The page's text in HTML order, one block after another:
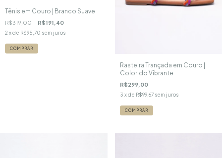
Tênis em Couro | Branco Suave
R$319,00 R$191,40
2 x de R$95,70 sem juros
COMPRAR
Rasteira Trançada em Couro |
Colorido Vibrante
R$299,00
3 x de R$99,67 sem juros
COMPRAR